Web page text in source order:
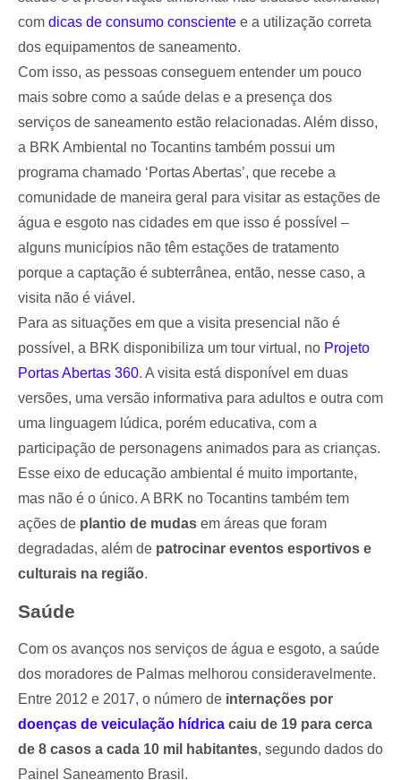
com dicas de consumo consciente e a utilização correta
dos equipamentos de saneamento.
Com isso, as pessoas conseguem entender um pouco
mais sobre como a saúde delas e a presença dos
serviços de saneamento estão relacionadas. Além disso,
a BRK Ambiental no Tocantins também possui um
programa chamado ‘Portas Abertas’, que recebe a
comunidade de maneira geral para visitar as estações de
água e esgoto nas cidades em que isso é possível –
alguns municípios não têm estações de tratamento
porque a captação é subterrânea, então, nesse caso, a
visita não é viável.
Para as situações em que a visita presencial não é
possível, a BRK disponibiliza um tour virtual, no Projeto
Portas Abertas 360. A visita está disponível em duas
versões, uma versão informativa para adultos e outra com
uma linguagem lúdica, porém educativa, com a
participação de personagens animados para as crianças.
Esse eixo de educação ambiental é muito importante,
mas não é o único. A BRK no Tocantins também tem
ações de plantio de mudas em áreas que foram
degradadas, além de patrocinar eventos esportivos e
culturais na região.
Saúde
Com os avanços nos serviços de água e esgoto, a saúde
dos moradores de Palmas melhorou consideravelmente.
Entre 2012 e 2017, o número de internações por
doenças de veiculação hídrica caiu de 19 para cerca
de 8 casos a cada 10 mil habitantes, segundo dados do
Painel Saneamento Brasil.